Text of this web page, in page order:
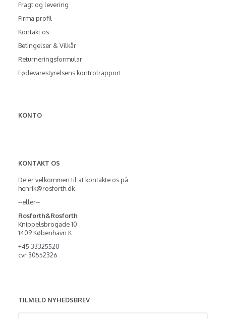
Fragt og levering
Firma profil
Kontakt os
Betingelser & Vilkår
Returneringsformular
Fødevarestyrelsens kontrolrapport
KONTO
KONTAKT OS
De er velkommen til at kontakte os på:
henrik@rosforth.dk
--eller--
Rosforth&Rosforth
Knippelsbrogade 10
1409 København K
+45 33325520
cvr 30552326
TILMELD NYHEDSBREV